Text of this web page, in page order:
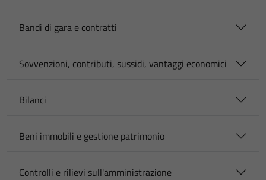
Bandi di gara e contratti
Sovvenzioni, contributi, sussidi, vantaggi economici
Bilanci
Beni immobili e gestione patrimonio
Controlli e rilievi sull'amministrazione